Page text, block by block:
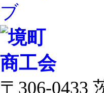
〒306-0433